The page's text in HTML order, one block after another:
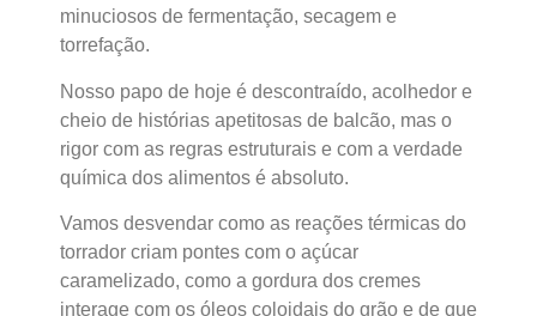
minuciosos de fermentação, secagem e
torrefação.
Nosso papo de hoje é descontraído, acolhedor e
cheio de histórias apetitosas de balcão, mas o
rigor com as regras estruturais e com a verdade
química dos alimentos é absoluto.
Vamos desvendar como as reações térmicas do
torrador criam pontes com o açúcar
caramelizado, como a gordura dos cremes
interage com os óleos coloidais do grão e de que